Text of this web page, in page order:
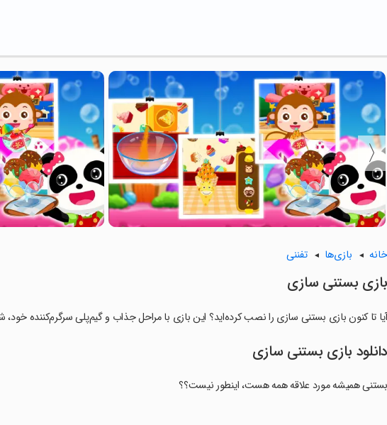
〈
خانه بازی‌ها تفننی
بازی بستنی سازی
آیا تا کنون بازی بستنی سازی را نصب کرده‌اید؟ این بازی با مراحل جذاب و گیم‌پلی سرگرم‌کننده خود،
دانلود بازی بستنی سازی
بستنی همیشه مورد علاقه همه هست، اینطور نیست؟؟